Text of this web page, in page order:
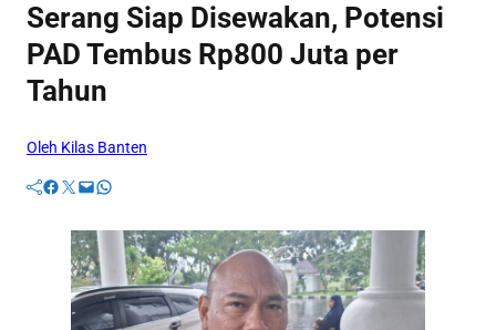
Serang Siap Disewakan, Potensi
PAD Tembus Rp800 Juta per
Tahun
Oleh Kilas Banten
Facebook Twitter Mail WhatsApp